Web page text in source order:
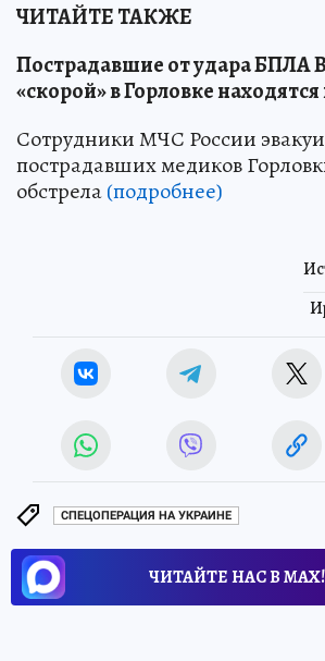
ЧИТАЙТЕ ТАКЖЕ
Пострадавшие от удара БПЛА
«скорой» в Горловке
Сотрудники МЧС России
пострадавших медиков
обстрела(подробнее)
СПЕЦОПЕРАЦИЯ НА УКРАИНЕ
ЧИТАЙТЕ НАС В МАХ!